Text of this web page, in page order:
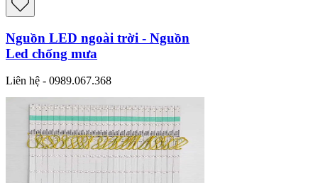
Nguồn LED ngoài trời - Nguồn
Led chống mưa
Liên hệ - 0989.067.368